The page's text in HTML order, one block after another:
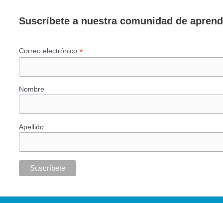
Suscríbete a nuestra comunidad de
Correo electrónico *
Nombre
Apellido